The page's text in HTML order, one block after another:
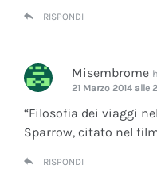
RISPONDI
Misembrome
21 Marzo 2014 alle
“Filosofia dei viaggi
Sparrow, citato nel
RISPONDI